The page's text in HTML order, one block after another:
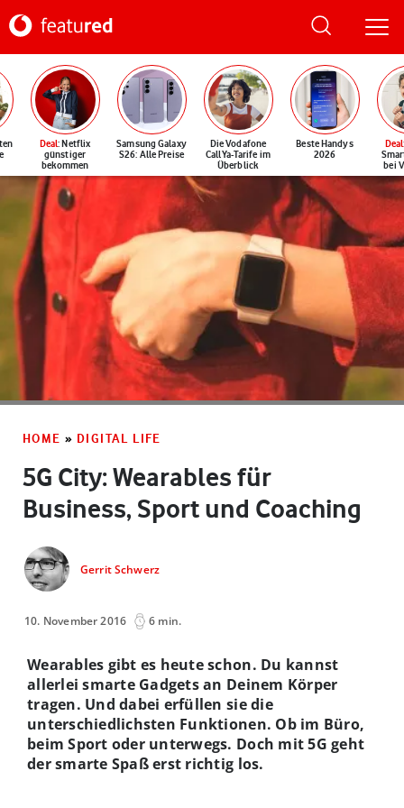
Deal: Netflix
günstiger
bekommen
Samsung Galaxy
S26: Alle Preise
Die Vodafone
CallYa-Tarife im
Überblick
Beste Handys
2026
Deal
bei
HOME » DIGITAL LIFE
5G City: Wearables für
Business, Sport und Coaching
Gerrit Schwerz
10. November 2016 6 min.
Wearables gibt es heute schon. Du kannst
allerlei smarte Gadgets an Deinem Körper
tragen. Und dabei erfüllen sie die
unterschiedlichsten Funktionen. Ob im Büro,
beim Sport oder unterwegs. Doch mit 5G geht
der smarte Spaß erst richtig los.